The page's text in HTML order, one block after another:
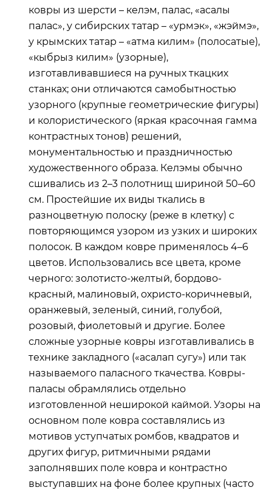
ковры из шерсти – келэм, палас, «асалы
палас», у сибирских татар – «урмэк», «жэймэ»,
у крымских татар – «атма килим» (полосатые),
«кыбрыз килим» (узорные),
изготавливавшиеся на ручных ткацких
станках; они отличаются самобытностью
узорного (крупные геометрические фигуры)
и колористического (яркая красочная гамма
контрастных тонов) решений,
монументальностью и праздничностью
художественного образа. Келэмы обычно
сшивались из 2–3 полотнищ шириной 50–60
см. Простейшие их виды ткались в
разноцветную полоску (реже в клетку) с
повторяющимся узором из узких и широких
полосок. В каждом ковре применялось 4–6
цветов. Использовались все цвета, кроме
черного: золотисто-желтый, бордово-
красный, малиновый, охристо-коричневый,
оранжевый, зеленый, синий, голубой,
розовый, фиолетовый и другие. Более
сложные узорные ковры изготавливались в
технике закладного («асалап сугу») или так
называемого паласного ткачества. Ковры-
паласы обрамлялись отдельно
изготовленной неширокой каймой. Узоры на
основном поле ковра составлялись из
мотивов уступчатых ромбов, квадратов и
других фигур, ритмичными рядами
заполнявших поле ковра и контрастно
выступавших на фоне более крупных (часто